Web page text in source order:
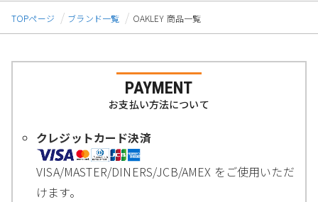
TOPページ ブランド一覧 OAKLEY 商品一覧
PAYMENT
お支払い方法について
クレジットカード決済
VISA/MASTER/DINERS/JCB/AMEX をご使用いただ
けます。